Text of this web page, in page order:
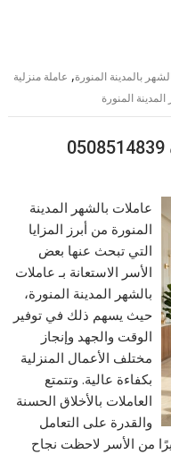
بالمدينة المنورة, عاملة منزلية
المنورة
عاملات بالشهر المدينة
المنورة من أبرز المزايا
التي تبحث عنها بعض
الأسر الاستعانة بـ عاملات
بالشهر المدينة المنورة،
حيث يسهم ذلك في توفير
الوقت والجهد وإنجاز
مختلف الأعمال المنزلية
بكفاءة عالية. وتتمتع
العاملات بالأخلاق الحسنة
والقدرة على التعامل
من الأسر لاحظت نجاح